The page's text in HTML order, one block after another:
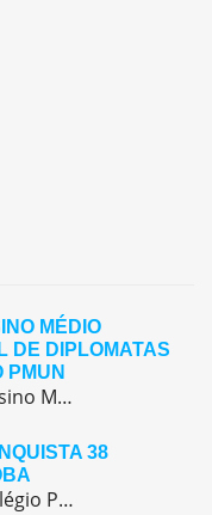
MÉDIO
DE DIPLOMATAS
PMUN
Estudantes do Ensino Médio do Colégio Pentágono protagonizaram uma simulação da ONU, defendendo posições de países em comitês temáticos e vivenciando, na prática, negociações diplomáticas multilíngues.
38
Estudantes do Colégio Pentágono conquistam excelente resultado na Olimpíada Brasileira de Astronomia e Astronáutica (OBA) 2025, somando 38 medalhas.